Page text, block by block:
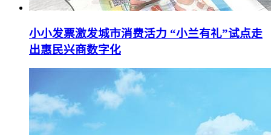
小小发票激发城市消费活力 “小兰有礼”试点走
出惠民兴商数字化